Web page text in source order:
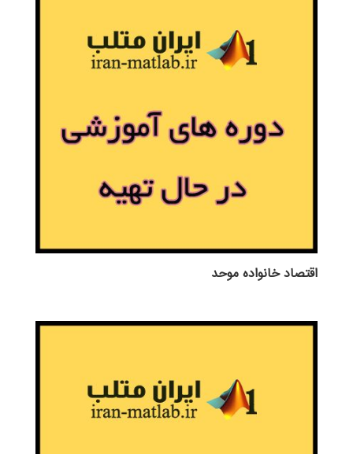
اقتصاد خانواده موحد